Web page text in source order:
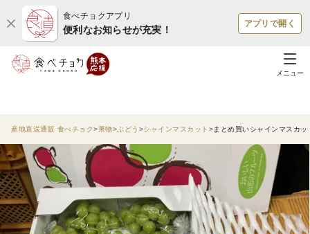
食べチョクアプリ
便利なお知らせが充実！
アプリで開く
メニュー
産地直送通販 食べチョク 果物 ぶどう シャインマスカット まとめ買いシャインマスカ